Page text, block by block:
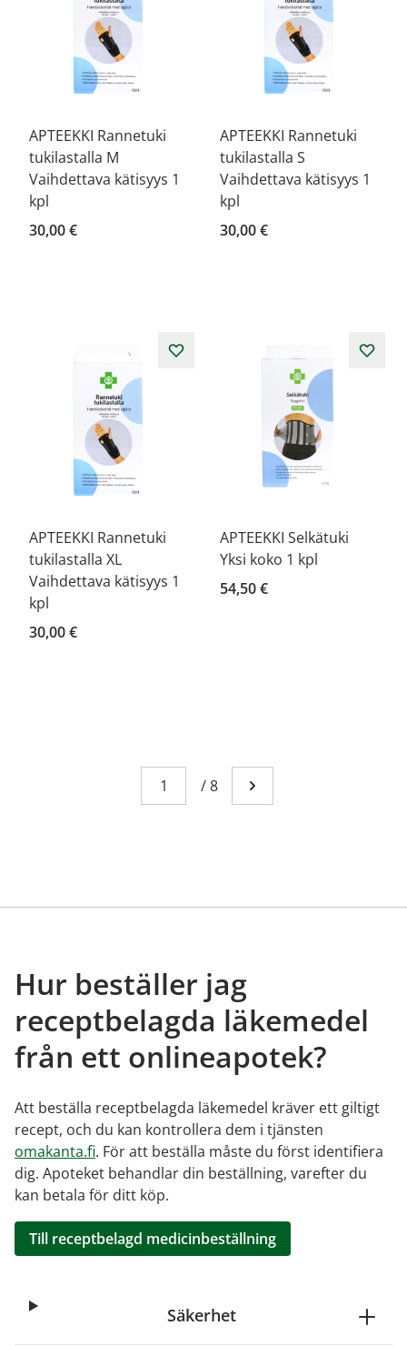
APTEEKKI Rannetuki
tukilastalla M
Vaihdettava kätisyys 1
kpl
30,00 €
APTEEKKI Rannetuki
tukilastalla S
Vaihdettava kätisyys 1
kpl
30,00 €
APTEEKKI Rannetuki
tukilastalla XL
Vaihdettava kätisyys 1
kpl
30,00 €
APTEEKKI Selkätuki
Yksi koko 1 kpl
54,50 €
Page
You're currently reading page 1
/8 Go to next page
Hur beställer jag
receptbelagda läkemedel
från ett onlineapotek?
Att beställa receptbelagda läkemedel kräver ett giltigt
recept, och du kan kontrollera dem i tjänsten
omakanta.fi. För att beställa måste du först identifiera
dig. Apoteket behandlar din beställning, varefter du
kan betala för ditt köp.
Till receptbelagd medicinbeställning
Säkerhet